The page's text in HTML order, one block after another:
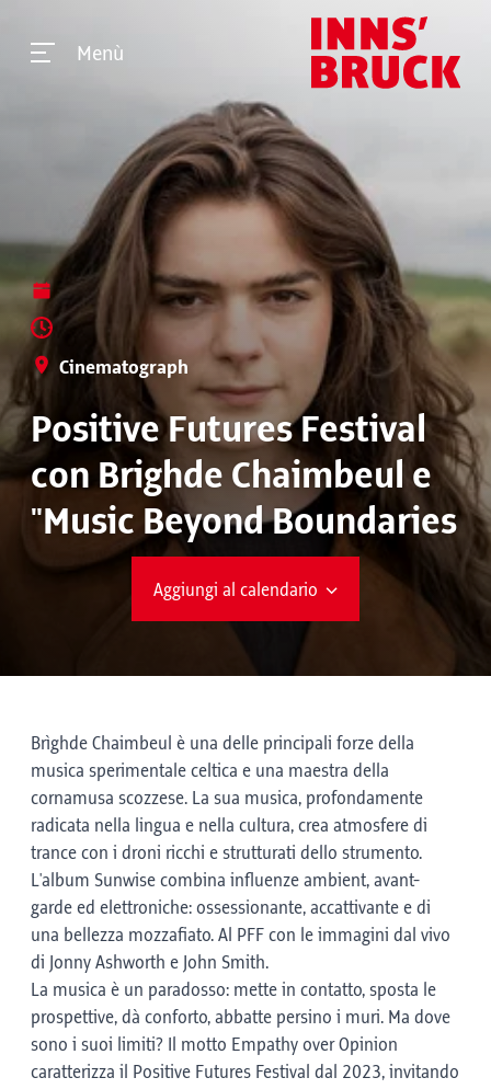
Menù
Cinematograph
Positive Futures Festival
con Brighde Chaimbeul e
"Music Beyond Boundaries
Aggiungi al calendario
Brìghde Chaimbeul è una delle principali forze della
musica sperimentale celtica e una maestra della
cornamusa scozzese. La sua musica, profondamente
radicata nella lingua e nella cultura, crea atmosfere di
trance con i droni ricchi e strutturati dello strumento.
L'album Sunwise combina influenze ambient, avant-
garde ed elettroniche: ossessionante, accattivante e di
una bellezza mozzafiato. Al PFF con le immagini dal vivo
di Jonny Ashworth e John Smith.
La musica è un paradosso: mette in contatto, sposta le
prospettive, dà conforto, abbatte persino i muri. Ma dove
sono i suoi limiti? Il motto Empathy over Opinion
caratterizza il Positive Futures Festival dal 2023, invitando